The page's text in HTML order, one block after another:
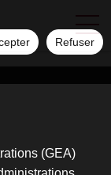
Refuser
(GEA)